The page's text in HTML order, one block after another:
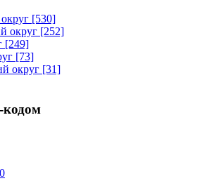
[530]
округ [252]
[249]
[73]
округ [31]
кодом